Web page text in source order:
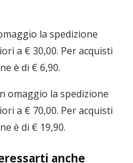
la spedizione
a € 30,00. Per acquisti
è di € 6,90.
omaggio la spedizione
a € 70,00. Per acquisti
è di € 19,90.
anche